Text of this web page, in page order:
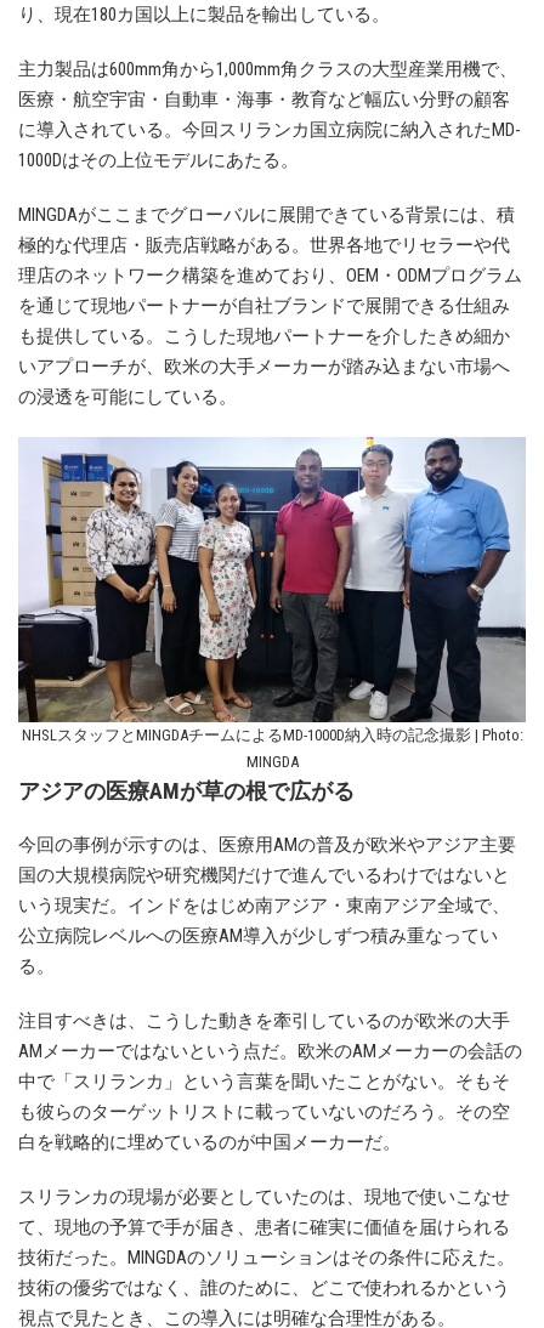
り、現在180カ国以上に製品を輸出している。
主力製品は600mm角から1,000mm角クラスの大型産業用機で、
医療・航空宇宙・自動車・海事・教育など幅広い分野の顧客
に導入されている。今回スリランカ国立病院に納入されたMD-
1000Dはその上位モデルにあたる。
MINGDAがここまでグローバルに展開できている背景には、積
極的な代理店・販売店戦略がある。世界各地でリセラーや代
理店のネットワーク構築を進めており、OEM・ODMプログラム
を通じて現地パートナーが自社ブランドで展開できる仕組み
も提供している。こうした現地パートナーを介したきめ細か
いアプローチが、欧米の大手メーカーが踏み込まない市場へ
の浸透を可能にしている。
NHSLスタッフとMINGDAチームによるMD-1000D納入時の記念撮影 | Photo:
MINGDA
アジアの医療AMが草の根で広がる
今回の事例が示すのは、医療用AMの普及が欧米やアジア主要
国の大規模病院や研究機関だけで進んでいるわけではないと
いう現実だ。インドをはじめ南アジア・東南アジア全域で、
公立病院レベルへの医療AM導入が少しずつ積み重なってい
る。
注目すべきは、こうした動きを牽引しているのが欧米の大手
AMメーカーではないという点だ。欧米のAMメーカーの会話の
中で「スリランカ」という言葉を聞いたことがない。そもそ
も彼らのターゲットリストに載っていないのだろう。その空
白を戦略的に埋めているのが中国メーカーだ。
スリランカの現場が必要としていたのは、現地で使いこなせ
て、現地の予算で手が届き、患者に確実に価値を届けられる
技術だった。MINGDAのソリューションはその条件に応えた。
技術の優劣ではなく、誰のために、どこで使われるかという
視点で見たとき、この導入には明確な合理性がある。